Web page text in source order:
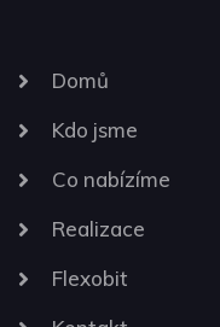
Domů
Kdo jsme
Co nabízíme
Realizace
Flexobit